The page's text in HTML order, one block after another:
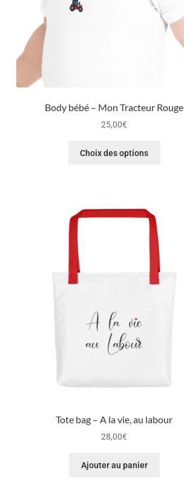
Body bébé – Mon Tracteur Rouge
25,00€
Choix des options
Tote bag – A la vie, au labour
28,00€
Ajouter au panier